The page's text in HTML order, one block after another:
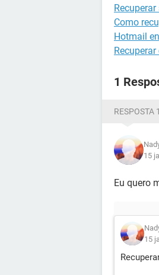
Como
Hotmail
1
RESPOSTA
15
Eu quero
15